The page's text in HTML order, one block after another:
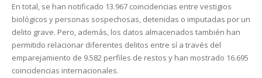
En total, se han notificado 13.967 coincidencias entre vestigios
biológicos y personas sospechosas, detenidas o imputadas por un
delito grave. Pero, además, los datos almacenados también han
permitido relacionar diferentes delitos entre sí a través del
emparejamiento de 9.582 perfiles de restos y han mostrado 16.695
coincidencias internacionales.